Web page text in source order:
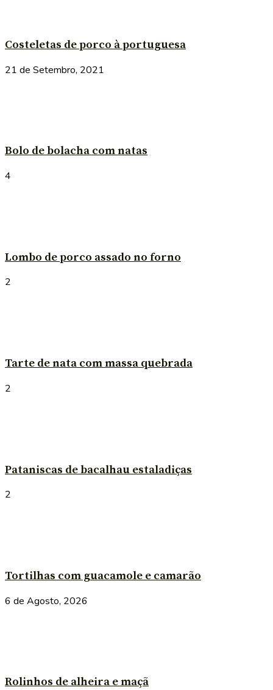
Costeletas de porco à portuguesa
21 de Setembro, 2021
Bolo de bolacha com natas
4
Lombo de porco assado no forno
2
Tarte de nata com massa quebrada
2
Pataniscas de bacalhau estaladiças
2
Tortilhas com guacamole e camarão
6 de Agosto, 2026
Rolinhos de alheira e maçã